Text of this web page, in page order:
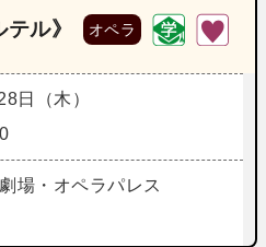
ル》 オペラ
日（木）
場・オペラパレス